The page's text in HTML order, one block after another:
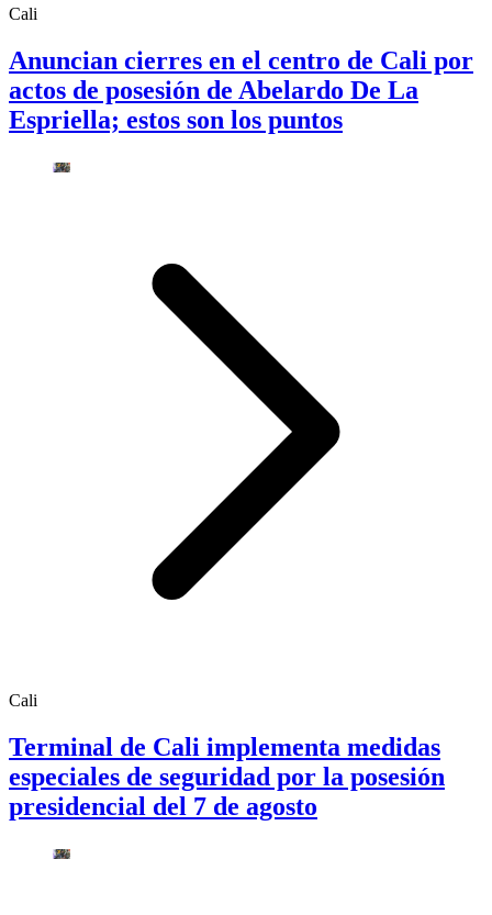
Cali
Anuncian cierres en el centro de Cali por
actos de posesión de Abelardo De La
Espriella; estos son los puntos
Cali
Terminal de Cali implementa medidas
especiales de seguridad por la posesión
presidencial del 7 de agosto